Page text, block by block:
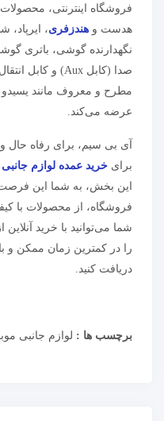
فروشگاه اینترنتی،
هدست و هندزفری، ایرپاد،
نگهدارنده گوشی، باتری
عرضه می‌کند.
آی بی سیم، برای رفاه حال
برای خرید عمده لوازم
این بخش، به شما این فرصت
فروشگاه، از محصولات با
شما می‌توانید با خرید
را در کمترین زمان ممکن و
دریافت کنید.
برچسب ها : لوازم جانبی